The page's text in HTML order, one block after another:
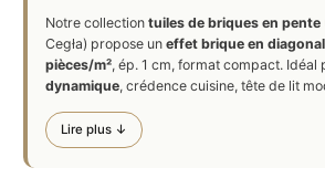
Notre collection tuiles de briques en pente
Cegła) propose un effet brique en
pièces/m², ép. 1 cm, format compact. Idéal
dynamique, crédence cuisine, tête de lit
Lire plus ↓